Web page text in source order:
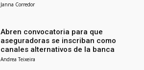
Janna Corredor
Abren convocatoria para que
aseguradoras se inscriban como
canales alternativos de la banca
Andrea Teixeira